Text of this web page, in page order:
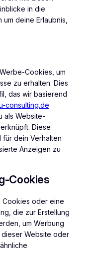
in die
deine Erlaubnis,
Cookies, um
zu erhalten. Dies
das wir basierend
consulting.de
als Website-
Diese
dein Verhalten
Anzeigen zu
Cookies
oder eine
die zur Erstellung
um Werbung
Website oder